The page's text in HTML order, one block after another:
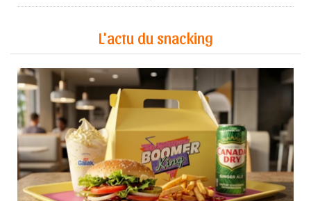
L'actu du snacking